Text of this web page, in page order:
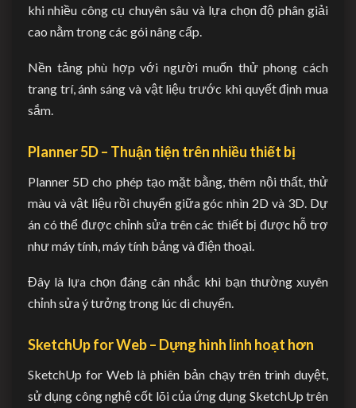
khi nhiều công cụ chuyên sâu và lựa chọn độ phân giải
cao nằm trong các gói nâng cấp.
Nền tảng phù hợp với người muốn thử phong cách
trang trí, ánh sáng và vật liệu trước khi quyết định mua
sắm.
Planner 5D – Thuận tiện trên nhiều thiết bị
Planner 5D cho phép tạo mặt bằng, thêm nội thất, thử
màu và vật liệu rồi chuyển giữa góc nhìn 2D và 3D. Dự
án có thể được chỉnh sửa trên các thiết bị được hỗ trợ
như máy tính, máy tính bảng và điện thoại.
Đây là lựa chọn đáng cân nhắc khi bạn thường xuyên
chỉnh sửa ý tưởng trong lúc di chuyển.
SketchUp for Web – Dựng hình linh hoạt hơn
SketchUp for Web là phiên bản chạy trên trình duyệt,
sử dụng công nghệ cốt lõi của ứng dụng SketchUp trên